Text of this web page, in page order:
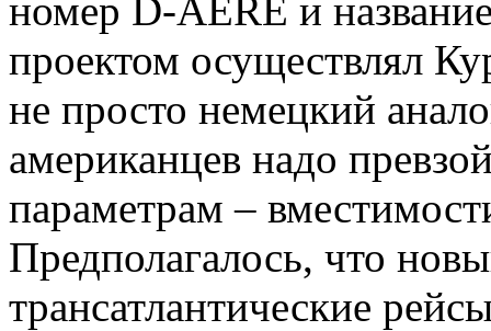
номер D-AERE и
проектом осуществлял
не просто немецкий
американцев надо
параметрам –
Предполагалось, что
трансатлантические